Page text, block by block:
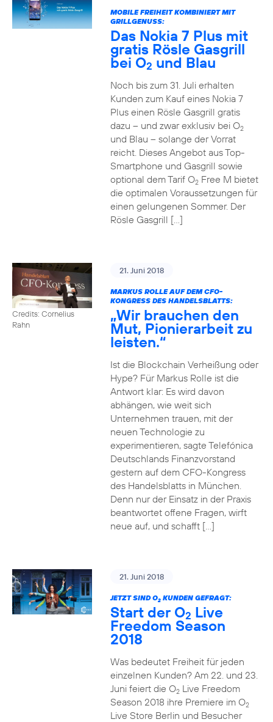
MOBILE FREIHEIT KOMBINIERT MIT
GRILLGENUSS:
Das Nokia 7 Plus mit
gratis Rösle Gasgrill
bei O2 und Blau
Noch bis zum 31. Juli erhalten
Kunden zum Kauf eines Nokia 7
Plus einen Rösle Gasgrill gratis
dazu – und zwar exklusiv bei O2
und Blau – solange der Vorrat
reicht. Dieses Angebot aus Top-
Smartphone und Gasgrill sowie
optional dem Tarif O2Free M bietet
die optimalen Voraussetzungen für
einen gelungenen Sommer. Der
Rösle Gasgrill […]
Credits: Cornelius
Rahn
21. Juni 2018
MARKUS ROLLE AUF DEM CFO-
KONGRESS DES HANDELSBLATTS:
„Wir brauchen den
Mut, Pionierarbeit zu
leisten.“
Ist die Blockchain Verheißung oder
Hype? Für Markus Rolle ist die
Antwort klar: Es wird davon
abhängen, wie weit sich
Unternehmen trauen, mit der
neuen Technologie zu
experimentieren, sagte Telefónica
Deutschlands Finanzvorstand
gestern auf dem CFO-Kongress
des Handelsblatts in München.
Denn nur der Einsatz in der Praxis
beantwortet offene Fragen, wirft
neue auf, und schafft […]
21. Juni 2018
JETZT SIND O2KUNDEN GEFRAGT:
Start der O2 Live
Freedom Season
2018
Was bedeutet Freiheit für jeden
einzelnen Kunden? Am 22. und 23.
Juni feiert die O2Live Freedom
Season 2018 ihre Premiere im O2
Live Store Berlin und Besucher